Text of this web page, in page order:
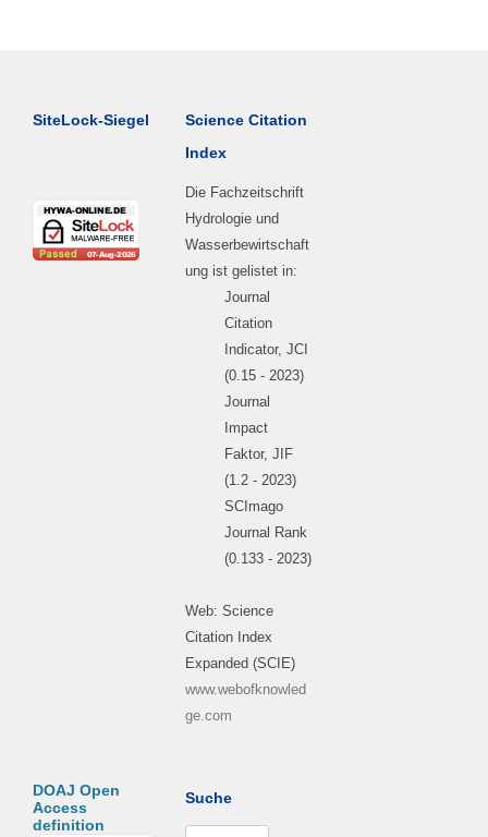
SiteLock-Siegel
Science Citation
Index
Die Fachzeitschrift
Hydrologie und
Wasserbewirtschaft
ung ist gelistet in:
Journal
Citation
Indicator, JCI
(0.15 - 2023)
Journal
Impact
Faktor, JIF
(1.2 - 2023)
SCImago
Journal Rank
(0.133 - 2023)
Web: Science
Citation Index
Expanded (SCIE)
www.webofknowled
ge.com
DOAJ Open
Access
definition
Suche